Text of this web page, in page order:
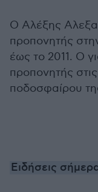
Ο Αλέξης
προπονητής
έως το 2011. Ο
προπονητής
ποδοσφαίρου
Ειδήσεις